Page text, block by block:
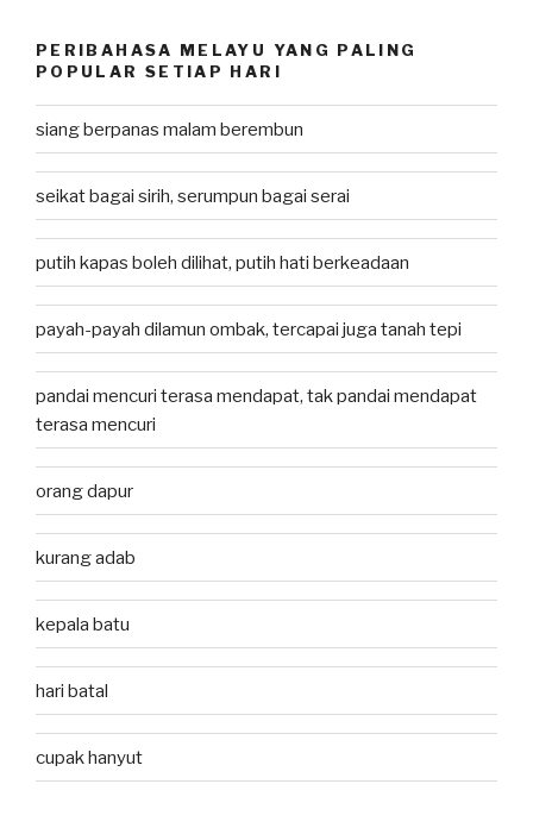
PERIBAHASA MELAYU YANG PALING
POPULAR SETIAP HARI
siang berpanas malam berembun
seikat bagai sirih, serumpun bagai serai
putih kapas boleh dilihat, putih hati berkeadaan
payah-payah dilamun ombak, tercapai juga tanah tepi
pandai mencuri terasa mendapat, tak pandai mendapat
terasa mencuri
orang dapur
kurang adab
kepala batu
hari batal
cupak hanyut